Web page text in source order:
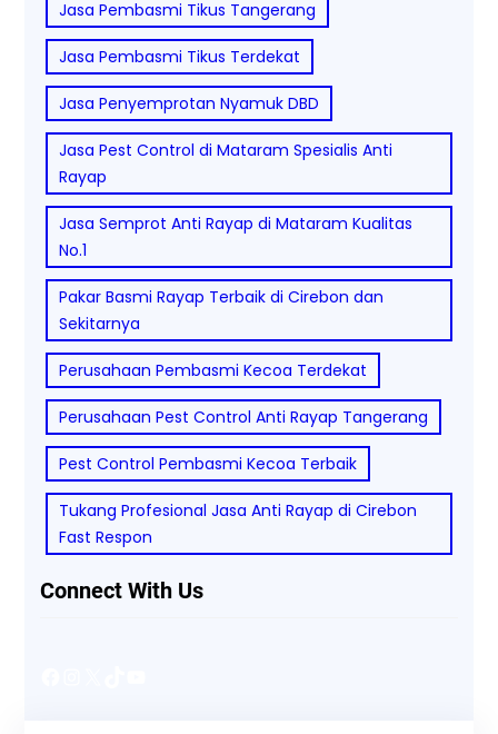
Jasa Pembasmi Tikus Tangerang
Jasa Pembasmi Tikus Terdekat
Jasa Penyemprotan Nyamuk DBD
Jasa Pest Control di Mataram Spesialis Anti
Rayap
Jasa Semprot Anti Rayap di Mataram Kualitas
No.1
Pakar Basmi Rayap Terbaik di Cirebon dan
Sekitarnya
Perusahaan Pembasmi Kecoa Terdekat
Perusahaan Pest Control Anti Rayap Tangerang
Pest Control Pembasmi Kecoa Terbaik
Tukang Profesional Jasa Anti Rayap di Cirebon
Fast Respon
Connect With Us